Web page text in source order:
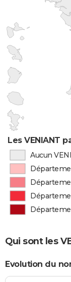
Les VENIANT
Aucun
Qui sont les
Evolution du